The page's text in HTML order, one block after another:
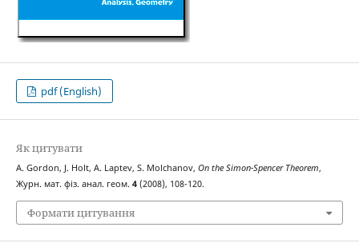
pdf (English)
Як цитувати
A. Gordon, J. Holt, A. Laptev, S. Molchanov, On the Simon-Spencer Theorem,
Журн. мат. фіз. анал. геом. 4(2008), 108-120.
Формати цитування